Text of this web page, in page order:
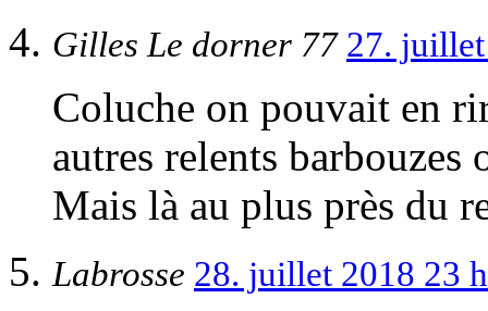
Gilles Le dorner 77 27.
Coluche on pouvait en
autres relents
Mais là au plus près du
Labrosse 28. juillet 2018 23